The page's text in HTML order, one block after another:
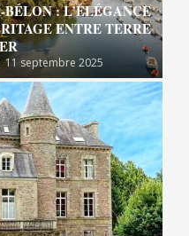
: L’ÉLÉGANCE
ENTRE TERRE
11 septembre 2025